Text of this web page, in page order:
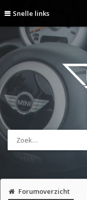
Snelle links
Forumoverzicht